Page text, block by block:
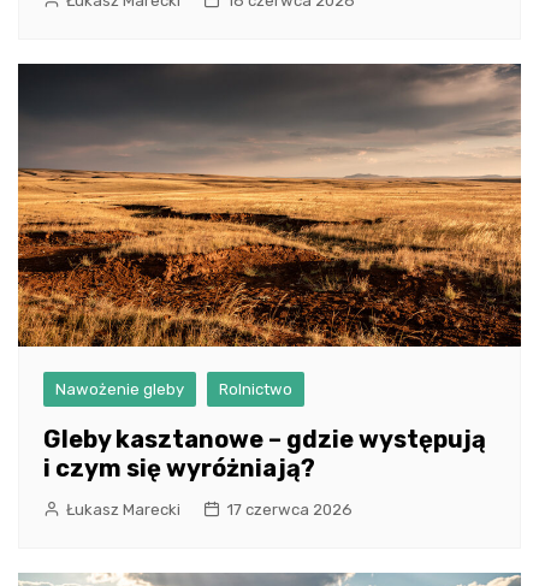
Nawożenie gleby Rolnictwo
Gleby kasztanowe – gdzie występują
i czym się wyróżniają?
Łukasz Marecki 17 czerwca 2026